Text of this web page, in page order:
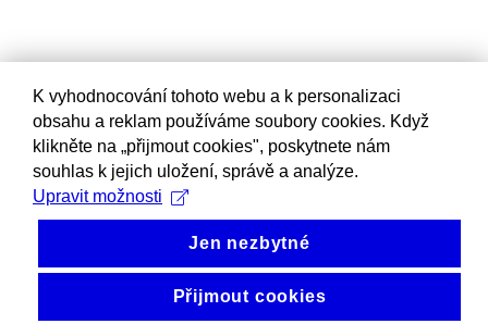
K vyhodnocování tohoto webu a k personalizaci
obsahu a reklam používáme soubory cookies. Když
klikněte na „přijmout cookies", poskytnete nám
souhlas k jejich uložení, správě a analýze.
Upravit možnosti
Jen nezbytné
Přijmout cookies